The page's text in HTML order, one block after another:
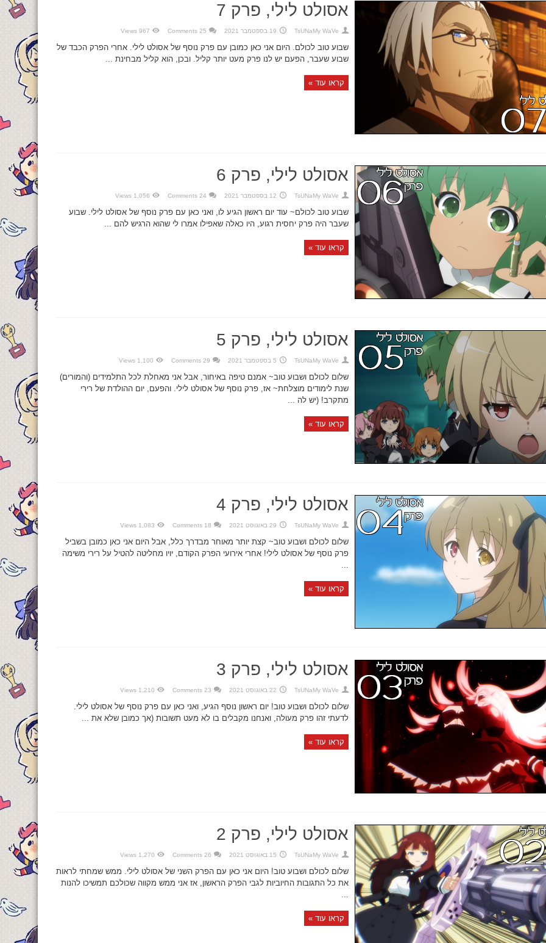
אסולט לילי, פרק 7
TsUNaMy WaVe 19 בספטמבר 2021 25 Comments
967 Views
שבוע טוב לכולם. היום אני כאן כמובן עם פרק נוסף של אסולט לילי. אחרי הפרק הכבד של
שבוע שעבר, הפעם יש לנו פרק מעט יותר קליל. ובכן, הוא קליל מבחינת ...
קראו עוד »
אסולט לילי, פרק 6
TsUNaMy WaVe 12 בספטמבר 2021 24 Comments
1,056 Views
שבוע טוב לכולם~ עוד יום ראשון הגיע לו, ואני כאן עם פרק נוסף של אסולט לילי. שבוע
שעבר היה פרק יחסית רגוע, היו כאלה שאפילו אמרו לי שהוא הרגיש להם ...
קראו עוד »
אסולט לילי, פרק 5
TsUNaMy WaVe 5 בספטמבר 2021 29 Comments
1,100 Views
שלום לכולם ושבוע טוב~ אמנם טיפה באיחור, אבל אני מאחלת לכל התלמידים (והמורים)
שנת לימודים מוצלחת~ אז, פרק נוסף של אסולט לילי. והפעם, יום ההולדת של רירי
מתקרב! (יש לה ...
קראו עוד »
אסולט לילי, פרק 4
TsUNaMy WaVe 29 באוגוסט 2021 18 Comments
1,083 Views
שלום לכולם ושבוע טוב~ קצת יותר מאוחר מבדרך כלל, אבל היום אני כאן כמובן בשביל
פרק נוסף של אסולט לילי! אחרי אירועי הפרק הקודם, יויו מחליטה להטיל על רירי משימה
...
קראו עוד »
אסולט לילי, פרק 3
TsUNaMy WaVe 22 באוגוסט 2021 23 Comments
1,210 Views
שלום לכולם ושבוע טוב! יום ראשון נוסף הגיע, ואני כאן עם פרק נוסף של אסולט לילי.
לדעתי זהו פרק מעולה, ואנחנו מקבלים בו לא מעט תשובות (אך כמובן שלא את ...
קראו עוד »
אסולט לילי, פרק 2
TsUNaMy WaVe 15 באוגוסט 2021 26 Comments
1,270 Views
שלום לכולם ושבוע טוב! היום אני כאן עם הפרק השני של אסולט לילי. ממש שמחתי לראות
את כל התגובות החיוביות לגבי הפרק הראשון, אז אני ממש מקווה שכולכם תמשיכו להנות
...
קראו עוד »